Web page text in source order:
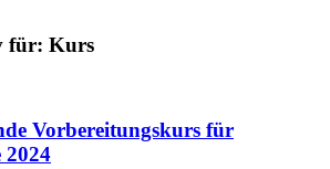
für: Kurs
Vorbereitungskurs für
2024